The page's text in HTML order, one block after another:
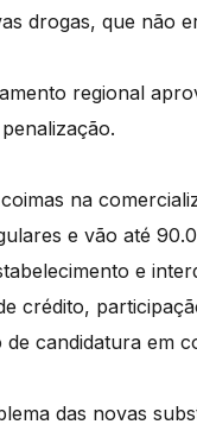
drogas, que não
regional
na
e vão até
e
crédito,
candidatura em
das novas